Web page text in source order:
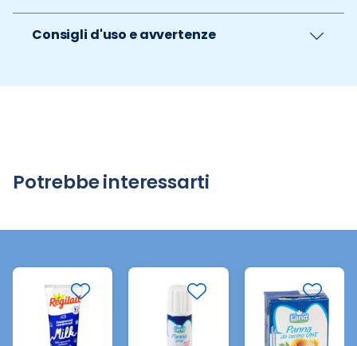
Consigli d'uso e avvertenze
Potrebbe interessarti